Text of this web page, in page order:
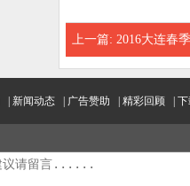
上一篇: 2016大连春
品展区
新闻动态 广告赞助 精彩回顾